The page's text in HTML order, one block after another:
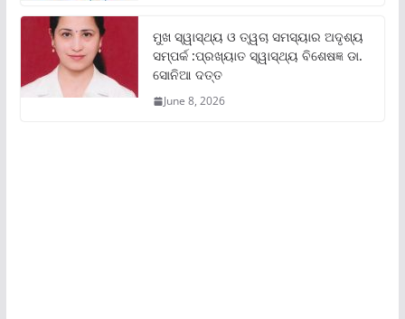
ମୁଖ ସ୍ୱାସ୍ଥ୍ୟ ଓ ତ୍ୱଚା ସମସ୍ୟାର ଅଦୃଶ୍ୟ
ସମ୍ପର୍କ :ପ୍ରଖ୍ୟାତ ସ୍ୱାସ୍ଥ୍ୟ ବିଶେଷଜ୍ଞ ଡା.
ସୋନିଆ ଦତ୍ତ
June 8, 2026